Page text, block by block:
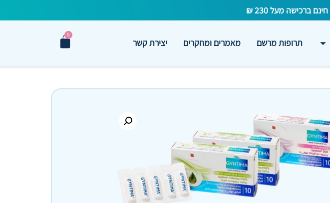
תרופות מרשם מאמרים ומחקרים יצירת קשר
0